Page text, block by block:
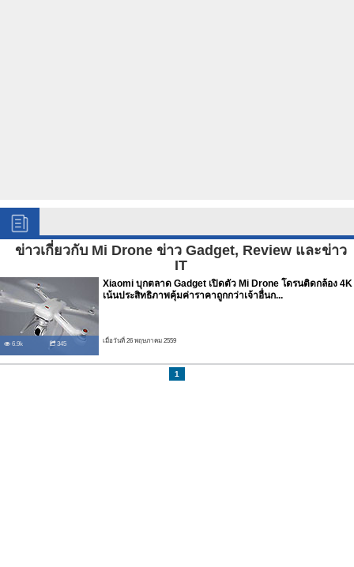
ข่าวเกี่ยวกับ Mi Drone ข่าว Gadget, Review และข่าว
IT
6.9k 345
Xiaomi บุกตลาด Gadget เปิดตัว Mi Drone โดรนติดกล้อง 4K
เน้นประสิทธิภาพคุ้มค่าราคาถูกกว่าเจ้าอื่นก...
เมื่อวันที่ 26 พฤษภาคม 2559
1